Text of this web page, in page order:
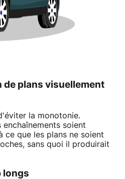
de plans visuellement
la monotonie.
soient
ce que les plans ne soient
sans quoi il produirait
longs